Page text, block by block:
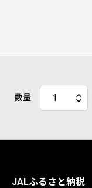
数量
JALふるさと納税